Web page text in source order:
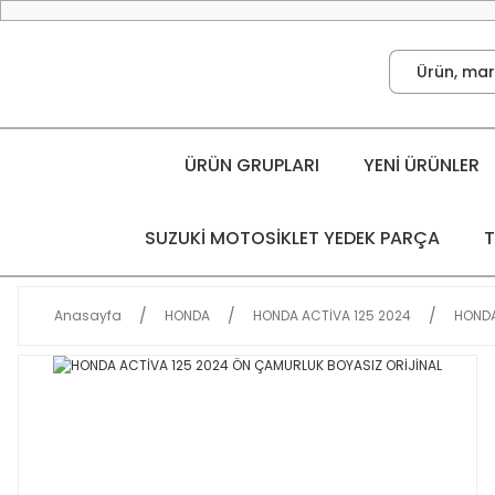
ÜRÜN GRUPLARI YENİ ÜRÜNLER
SUZUKİ MOTOSİKLET YEDEK PARÇA
Anasayfa HONDA HONDA ACTİVA 125 2024